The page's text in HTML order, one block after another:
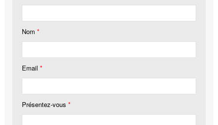
Nom *
Email *
Présentez-vous *